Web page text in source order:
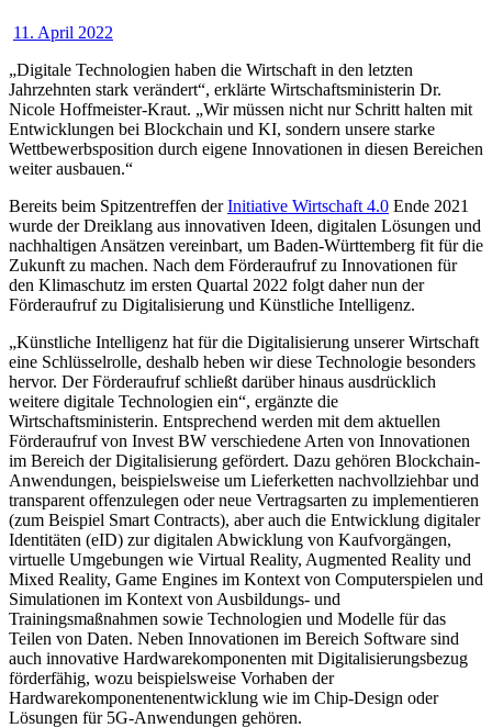
11. April 2022
„Digitale Technologien haben die Wirtschaft in den letzten
Jahrzehnten stark verändert“, erklärte Wirtschaftsministerin Dr.
Nicole Hoffmeister-Kraut. „Wir müssen nicht nur Schritt halten mit
Entwicklungen bei Blockchain und KI, sondern unsere starke
Wettbewerbsposition durch eigene Innovationen in diesen Bereichen
weiter ausbauen.“
Bereits beim Spitzentreffen derInitiative Wirtschaft 4.0 Ende 2021
wurde der Dreiklang aus innovativen Ideen, digitalen Lösungen und
nachhaltigen Ansätzen vereinbart, um Baden-Württemberg fit für die
Zukunft zu machen. Nach dem Förderaufruf zu Innovationen für
den Klimaschutz im ersten Quartal 2022 folgt daher nun der
Förderaufruf zu Digitalisierung und Künstliche Intelligenz.
„Künstliche Intelligenz hat für die Digitalisierung unserer Wirtschaft
eine Schlüsselrolle, deshalb heben wir diese Technologie besonders
hervor. Der Förderaufruf schließt darüber hinaus ausdrücklich
weitere digitale Technologien ein“, ergänzte die
Wirtschaftsministerin. Entsprechend werden mit dem aktuellen
Förderaufruf von Invest BW verschiedene Arten von Innovationen
im Bereich der Digitalisierung gefördert. Dazu gehören Blockchain-
Anwendungen, beispielsweise um Lieferketten nachvollziehbar und
transparent offenzulegen oder neue Vertragsarten zu implementieren
(zum Beispiel Smart Contracts), aber auch die Entwicklung digitaler
Identitäten (eID) zur digitalen Abwicklung von Kaufvorgängen,
virtuelle Umgebungen wie Virtual Reality, Augmented Reality und
Mixed Reality, Game Engines im Kontext von Computerspielen und
Simulationen im Kontext von Ausbildungs- und
Trainingsmaßnahmen sowie Technologien und Modelle für das
Teilen von Daten. Neben Innovationen im Bereich Software sind
auch innovative Hardwarekomponenten mit Digitalisierungsbezug
förderfähig, wozu beispielsweise Vorhaben der
Hardwarekomponentenentwicklung wie im Chip-Design oder
Lösungen für 5G-Anwendungen gehören.